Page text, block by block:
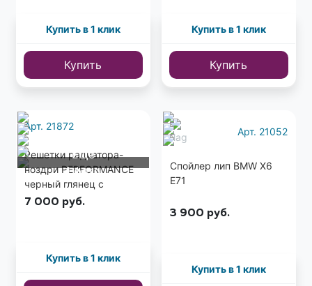
Купить в 1 клик
Купить
Купить в 1 клик
Купить
Еще
1 фото
Арт. 21872
Решетки радиатора-
ноздри PERFORMANCE
черный глянец с
матовыми ребрами
7 000 руб.
Купить в 1 клик
Арт. 21052
Спойлер лип BMW X6
E71
3 900 руб.
Купить в 1 клик